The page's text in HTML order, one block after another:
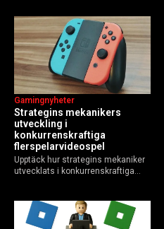
Guide för nybörjare och
yrkesverksamma som vill bygga…
Strategins mekanikers
utveckling i
konkurrenskraftiga
flerspelarvideospel
Gamingnyheter
Upptäck hur strategins mekaniker
utvecklats i konkurrenskraftiga
AI-drivna innovationer.